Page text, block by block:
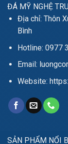
ĐÁ MỸ NGHỆ
Địa chỉ: Thôn
Bình
Hotline: 0977
Email:
Website:
SẢN PHẨM NỔI